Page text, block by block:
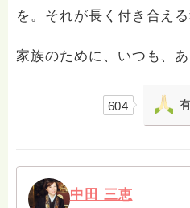
を。それが長く付き合え
家族のために、いつも、あ
604
中田 三恵